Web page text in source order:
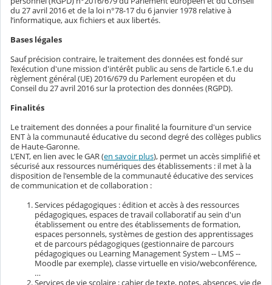
du 27 avril 2016 et de la loi n°78-17 du 6 janvier 1978 relative à
l’informatique, aux fichiers et aux libertés.
Bases légales
Sauf précision contraire, le traitement des données est fondé sur
l’exécution d'une mission d'intérêt public au sens de l’article 6.1.e du
règlement général (UE) 2016/679 du Parlement européen et du
Conseil du 27 avril 2016 sur la protection des données (RGPD).
Finalités
Le traitement des données a pour finalité la fourniture d'un service
ENT à la communauté éducative du second degré des collèges publics
de Haute-Garonne.
L’ENT, en lien avec le GAR (en savoir plus), permet un accès simplifié et
sécurisé aux ressources numériques des établissements : il met à la
disposition de l'ensemble de la communauté éducative des services
de communication et de collaboration :
Services pédagogiques : édition et accès à des ressources
pédagogiques, espaces de travail collaboratif au sein d'un
établissement ou entre des établissements de formation,
espaces personnels, systèmes de gestion des apprentissages
et de parcours pédagogiques (gestionnaire de parcours
pédagogiques ou Learning Management System -- LMS --
Moodle par exemple), classe virtuelle en visio/webconférence,
…
Services de vie scolaire : cahier de texte, notes, absences, vie de